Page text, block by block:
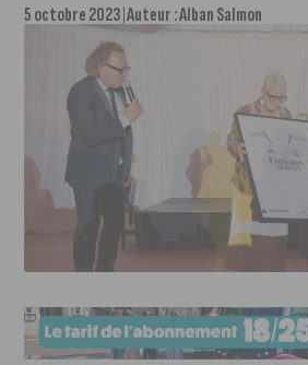
5 octobre 2023 Auteur :Alban Salmon